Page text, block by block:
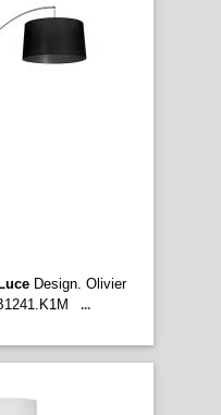
Design. Olivier
...